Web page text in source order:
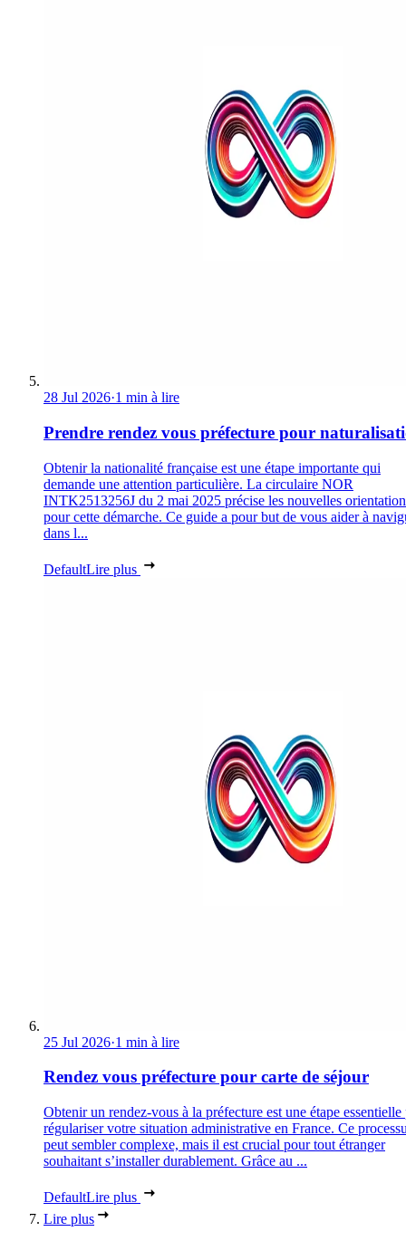
28 Jul 2026·1 min à lire
Prendre rendez vous préfecture pour
Obtenir la nationalité française est une étape importante qui
demande une attention particulière. La circulaire NOR
INTK2513256J du 2 mai 2025 précise les nouvelles
pour cette démarche. Ce guide a pour but de vous aider à
dans l...
DefaultLire plus
25 Jul 2026·1 min à lire
Rendez vous préfecture pour carte de séjour
Obtenir un rendez-vous à la préfecture est une étape essentielle
régulariser votre situation administrative en France. Ce
peut sembler complexe, mais il est crucial pour tout étranger
souhaitant s’installer durablement. Grâce au ...
DefaultLire plus
Lire plus